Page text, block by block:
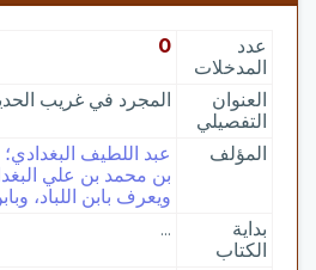
عدد
المدخلات
0
العنوان
التفصيلي
المجرد في غريب
المؤلف
عبد اللطيف
بن محمد بن علي
ويعرف بابن اللباد، وبابن
بداية
الكتاب
...